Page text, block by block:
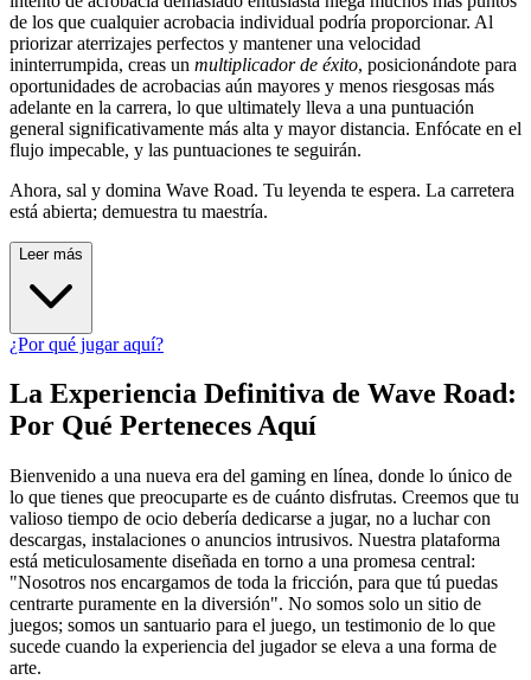
de los que cualquier acrobacia individual podría proporcionar. Al
priorizar aterrizajes perfectos y mantener una velocidad
ininterrumpida, creas un multiplicador de éxito, posicionándote para
oportunidades de acrobacias aún mayores y menos riesgosas más
adelante en la carrera, lo que ultimately lleva a una puntuación
general significativamente más alta y mayor distancia. Enfócate en el
flujo impecable, y las puntuaciones te seguirán.
Ahora, sal y domina Wave Road. Tu leyenda te espera. La carretera
está abierta; demuestra tu maestría.
Leer más
¿Por qué jugar aquí?
La Experiencia Definitiva de Wave Road:
Por Qué Perteneces Aquí
Bienvenido a una nueva era del gaming en línea, donde lo único de
lo que tienes que preocuparte es de cuánto disfrutas. Creemos que tu
valioso tiempo de ocio debería dedicarse a jugar, no a luchar con
descargas, instalaciones o anuncios intrusivos. Nuestra plataforma
está meticulosamente diseñada en torno a una promesa central:
"Nosotros nos encargamos de toda la fricción, para que tú puedas
centrarte puramente en la diversión". No somos solo un sitio de
juegos; somos un santuario para el juego, un testimonio de lo que
sucede cuando la experiencia del jugador se eleva a una forma de
arte.